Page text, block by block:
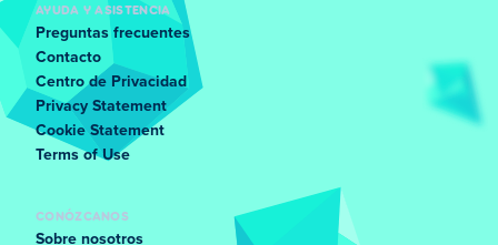
AYUDA Y ASISTENCIA
Preguntas frecuentes
Contacto
Centro de Privacidad
Privacy Statement
Cookie Statement
Terms of Use
CONÓZCANOS
Sobre nosotros